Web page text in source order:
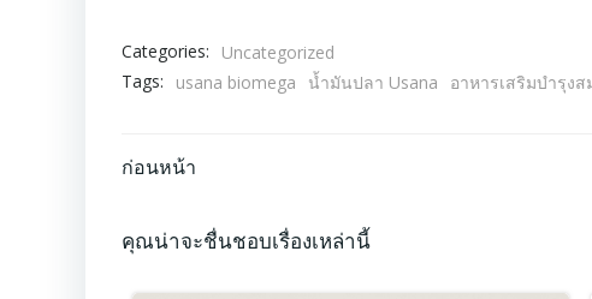
Categories:
Uncategorized
Tags:
usana biomega น้ำมันปลา Usana อาหารเสริมบำรุงส
Post
navigation
ก่อนหน้า
คุณน่าจะชื่นชอบเรื่องเหล่านี้